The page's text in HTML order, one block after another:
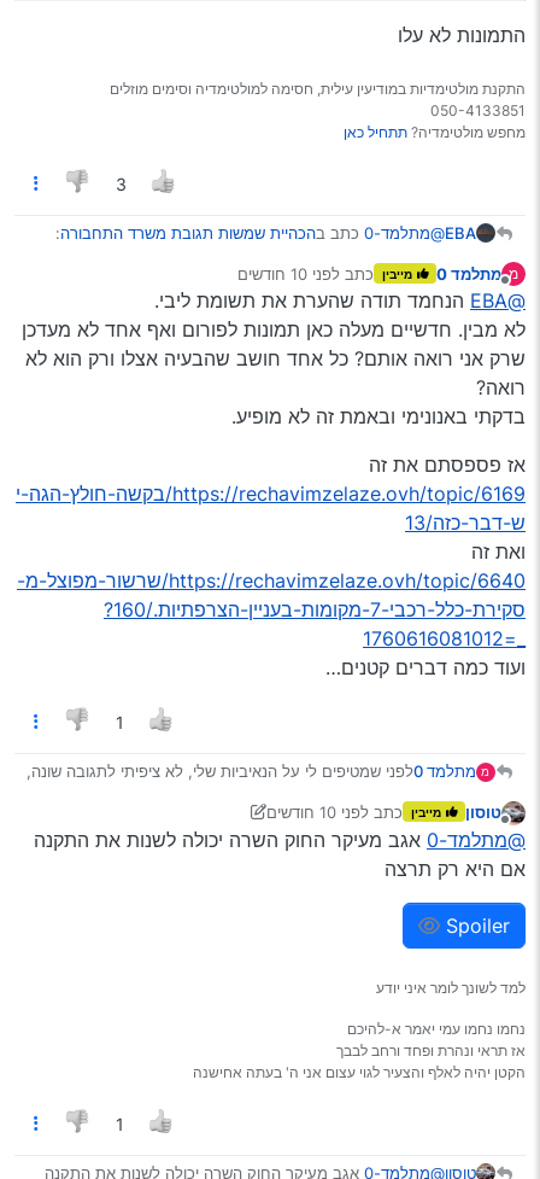
התמונות לא עלו
התקנת מולטימדיות במודיעין עילית, חסימה למולטימדיה וסימים מוזלים
050-4133851
מחפש מולטימדיה? תתחיל כאן
3
EBA@מתלמד-0 כתב בהכהיית שמשות תגובת משרד התחבורה:
התמונות לא עלו
מ
מנותק
מתלמד 0 מייבין כתב לפני 10 חודשים
נערך לאחרונה על ידי
@EBA
הנחמד תודה שהערת את תשומת ליבי.
לא מבין. חדשיים מעלה כאן תמונות לפורום ואף אחד לא מעדכן
שרק אני רואה אותם? כל אחד חושב שהבעיה אצלו ורק הוא לא
רואה?
בדקתי באנונימי ובאמת זה לא מופיע.
אז פספסתם את זה
https://rechavimzelaze.ovh/topic/6169/בקשה-חולץ-הגה-י
ש-דבר-כזה/13
ואת זה
https://rechavimzelaze.ovh/topic/6640/שרשור-מפוצל-מ-
סקירת-כלל-רכבי-7-מקומות-בעניין-הצרפתיות./160?
_=1760616081012
ועוד כמה דברים קטנים…
1
מ מתלמד 0 לפני שמטיפים לי על הנאיביות שלי, לא ציפיתי לתגובה שונה,
פשוט רציתי לבדוק עד כמה הם חושבים שהאזרח הקטן
מ*****, כמובן במידה ויגיבו.
אז הנה הפניה שנשלחה להוד מעלת השרה, ותגובתה.
מנותק
טוסון מייבין כתב לפני 10 חודשים
נערך לאחרונה על ידי טוסון
@מתלמד-0
אגב מעיקר החוק השרה יכולה לשנות את התקנה
אם היא רק תרצה
Spoiler
למד לשונך לומר איני יודע
נחמו נחמו עמי יאמר א-להיכם
אז תראי ונהרת ופחד ורחב לבבך
הקטן יהיה לאלף והצעיר לגוי עצום אני ה' בעתה אחישנה
1
טוסון@מתלמד-0 אגב מעיקר החוק השרה יכולה לשנות את התקנה